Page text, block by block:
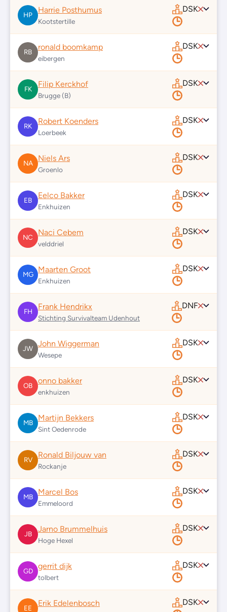
HP
Harrie Posthumus
Kootstertille
DSK
RB
ronald boomkamp
eibergen
DSK
FK
Filip Kerckhof
Brugge (B)
DSK
RK
Robert Koenders
Loerbeek
DSK
NA
Niels Ars
Groenlo
DSK
EB
Eelco Bakker
Enkhuizen
DSK
NC
Naci Cebem
velddriel
DSK
MG
Maarten Groot
Enkhuizen
DSK
FH
Frank Hendrikx
Stichting Survivalteam Udenhout
DNF
JW
John Wiggerman
Wesepe
DSK
OB
onno bakker
enkhuizen
DSK
MB
Martijn Bekkers
Sint Oedenrode
DSK
RV
Ronald Biljouw van
Rockanje
DSK
MB
Marcel Bos
Emmeloord
DSK
JB
Jarno Brummelhuis
Hoge Hexel
DSK
GD
gerrit dijk
tolbert
DSK
EE
Erik Edelenbosch DSK